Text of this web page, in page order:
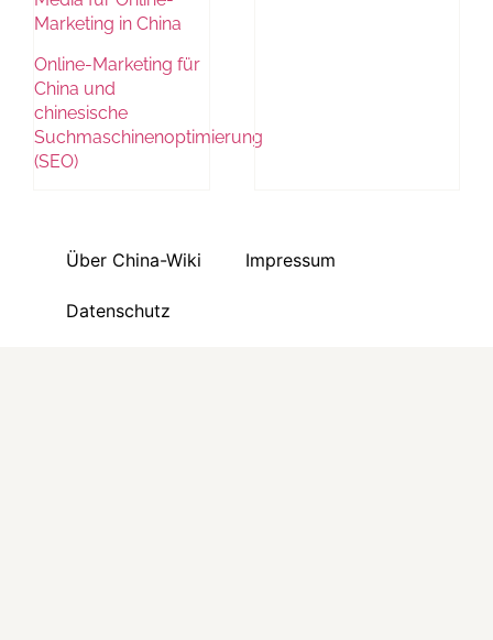
Marketing in China
Online-Marketing für
China und
chinesische
Suchmaschinenoptimierung
(SEO)
Über China-Wiki Impressum
Datenschutz